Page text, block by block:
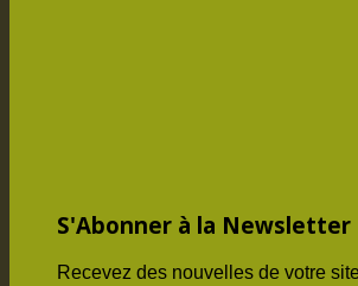
S'Abonner à la Newsletter
Recevez des nouvelles de votre